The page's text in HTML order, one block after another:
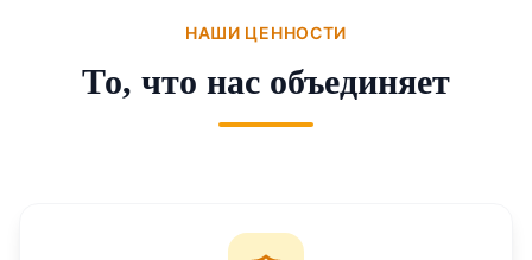
НАШИ ЦЕННОСТИ
То, что нас объединяет